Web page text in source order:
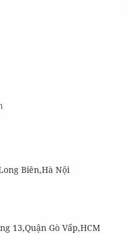
Biên,Hà Nội
13,Quận Gò Vấp,HCM